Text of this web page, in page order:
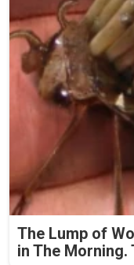
The Lump of
in The Morning.